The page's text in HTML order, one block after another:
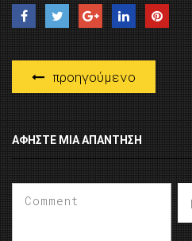
προηγούμενο
ΑΦΉΣΤΕ ΜΙΑ ΑΠΆΝΤΗΣΗ